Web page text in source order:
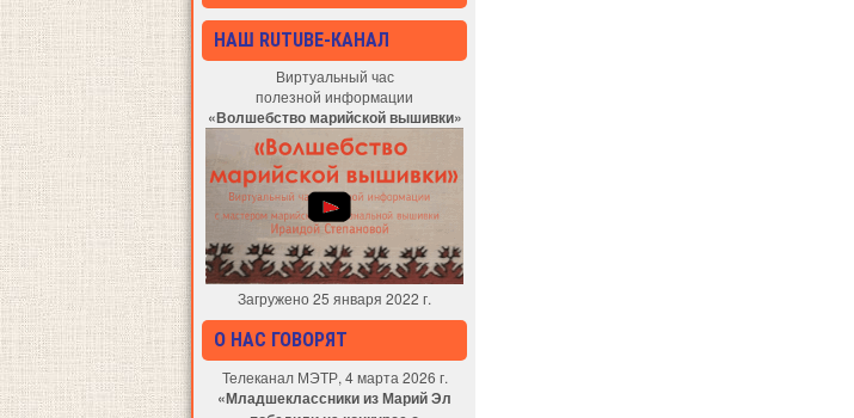
НАШ RUTUBE-КАНАЛ
Виртуальный час
полезной информации
«Волшебство марийской вышивки»
Загружено 25 января 2022 г.
О НАС ГОВОРЯТ
Телеканал МЭТР, 4 марта 2026 г.
«Младшеклассники из Марий Эл